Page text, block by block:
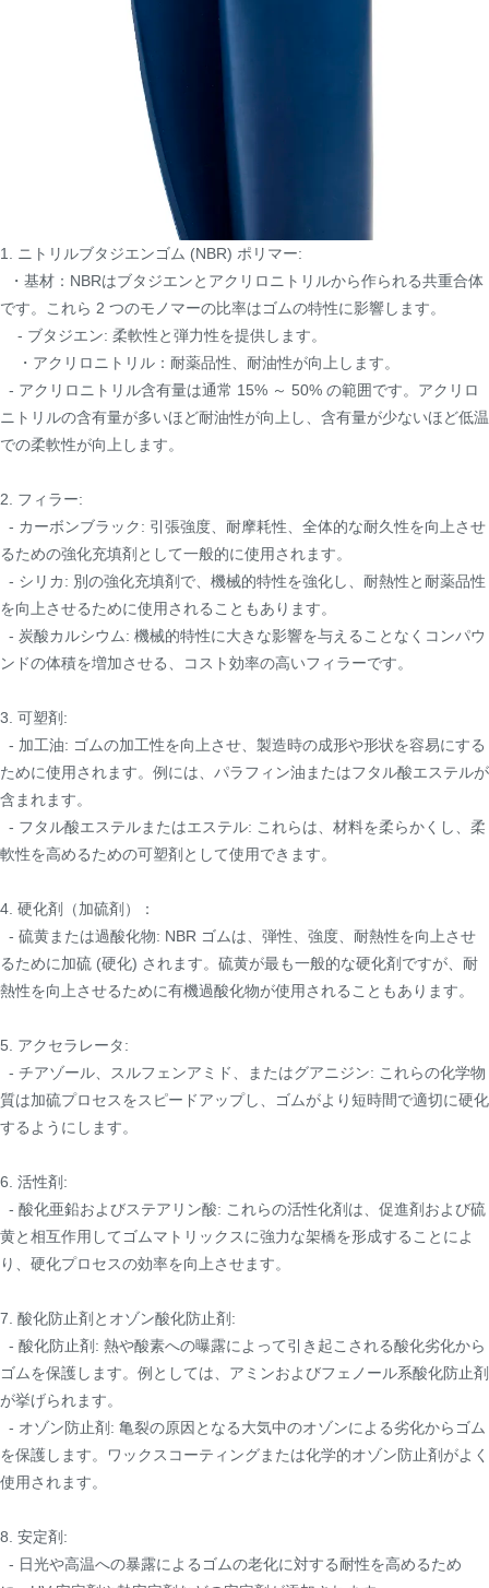
1. ニトリルブタジエンゴム (NBR) ポリマー:
・基材：NBRはブタジエンとアクリロニトリルから作られる共重合体
です。これら 2 つのモノマーの比率はゴムの特性に影響します。
- ブタジエン: 柔軟性と弾力性を提供します。
・アクリロニトリル：耐薬品性、耐油性が向上します。
- アクリロニトリル含有量は通常 15% ～ 50% の範囲です。アクリロ
ニトリルの含有量が多いほど耐油性が向上し、含有量が少ないほど低温
での柔軟性が向上します。
2. フィラー:
- カーボンブラック: 引張強度、耐摩耗性、全体的な耐久性を向上させ
るための強化充填剤として一般的に使用されます。
- シリカ: 別の強化充填剤で、機械的特性を強化し、耐熱性と耐薬品性
を向上させるために使用されることもあります。
- 炭酸カルシウム: 機械的特性に大きな影響を与えることなくコンパウ
ンドの体積を増加させる、コスト効率の高いフィラーです。
3. 可塑剤:
- 加工油: ゴムの加工性を向上させ、製造時の成形や形状を容易にする
ために使用されます。例には、パラフィン油またはフタル酸エステルが
含まれます。
- フタル酸エステルまたはエステル: これらは、材料を柔らかくし、柔
軟性を高めるための可塑剤として使用できます。
4. 硬化剤（加硫剤）：
- 硫黄または過酸化物: NBR ゴムは、弾性、強度、耐熱性を向上させ
るために加硫 (硬化) されます。硫黄が最も一般的な硬化剤ですが、耐
熱性を向上させるために有機過酸化物が使用されることもあります。
5. アクセラレータ:
- チアゾール、スルフェンアミド、またはグアニジン: これらの化学物
質は加硫プロセスをスピードアップし、ゴムがより短時間で適切に硬化
するようにします。
6. 活性剤:
- 酸化亜鉛およびステアリン酸: これらの活性化剤は、促進剤および硫
黄と相互作用してゴムマトリックスに強力な架橋を形成することによ
り、硬化プロセスの効率を向上させます。
7. 酸化防止剤とオゾン酸化防止剤:
- 酸化防止剤: 熱や酸素への曝露によって引き起こされる酸化劣化から
ゴムを保護します。例としては、アミンおよびフェノール系酸化防止剤
が挙げられます。
- オゾン防止剤: 亀裂の原因となる大気中のオゾンによる劣化からゴム
を保護します。ワックスコーティングまたは化学的オゾン防止剤がよく
使用されます。
8. 安定剤:
- 日光や高温への暴露によるゴムの老化に対する耐性を高めるため